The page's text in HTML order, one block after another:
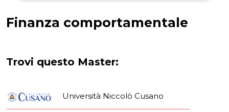
Finanza comportamentale
Trovi questo Master:
Università Niccolò Cusano